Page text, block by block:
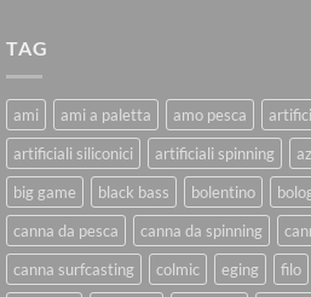
TAG
ami ami a paletta amo pesca
artificiali siliconici
artificiali spinning
big game
black bass bolentino
canna da pesca
canna da spinning
canna surfcasting
colmic eging filo